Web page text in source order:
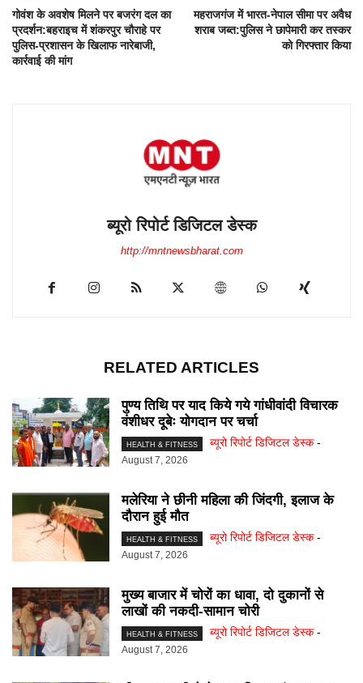
गोवंश के अवशेष मिलने पर बजरंग दल का
प्रदर्शन:बहराइच में शंकरपुर चौराहे पर
पुलिस-प्रशासन के खिलाफ नारेबाजी,
कार्रवाई की मांग
महराजगंज में भारत-नेपाल सीमा पर अवैध
शराब जब्त:पुलिस ने छापेमारी कर तस्कर
को गिरफ्तार किया
ब्यूरो रिपोर्ट डिजिटल डेस्क
http://mntnewsbharat.com
RELATED ARTICLES
पुण्य तिथि पर याद किये गये गांधीवांदी विचारक
वंशीधर दूबेः योगदान पर चर्चा
HEALTH & FITNESS ब्यूरो रिपोर्ट डिजिटल डेस्क -
August 7, 2026
मलेरिया ने छीनी महिला की जिंदगी, इलाज के
दौरान हुई मौत
HEALTH & FITNESS ब्यूरो रिपोर्ट डिजिटल डेस्क -
August 7, 2026
मुख्य बाजार में चोरों का धावा, दो दुकानों से
लाखों की नकदी-सामान चोरी
HEALTH & FITNESS ब्यूरो रिपोर्ट डिजिटल डेस्क -
August 7, 2026